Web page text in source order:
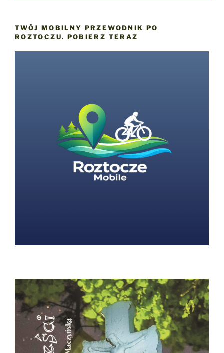
TWÓJ MOBILNY PRZEWODNIK PO
ROZTOCZU. POBIERZ TERAZ